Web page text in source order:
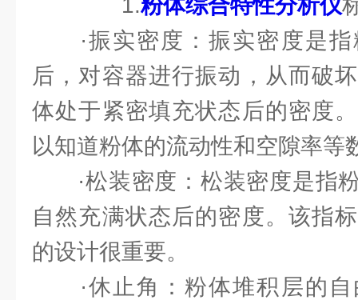
1.粉体综合特性分析仪
·振实密度：振实密度是指
后，对容器进行振动，从而破
体处于紧密填充状态后的密度
以知道粉体的流动性和空隙率等
·松装密度：松装密度是指
自然充满状态后的密度。该指
的设计很重要。
·休止角：粉体堆积层的自